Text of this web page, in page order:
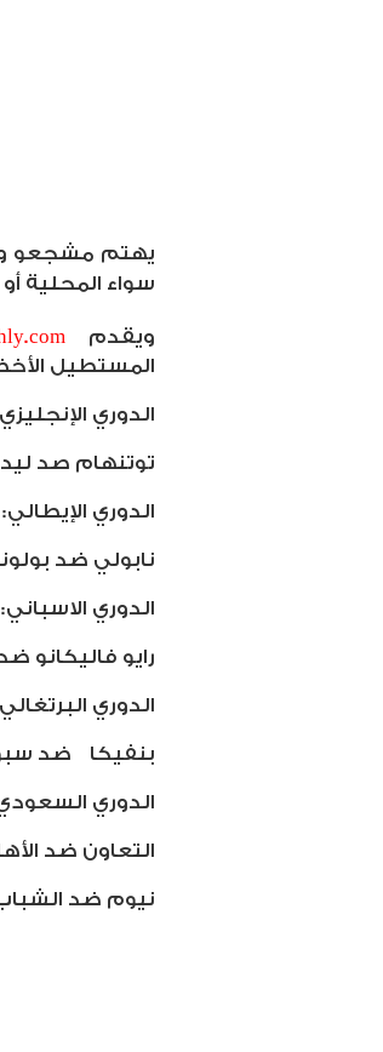
يهتم مشجعو
سواء المحلية
ويقدم
المستطيل
الدوري
توتنهام صد ليدز
الدوري الإيطالي:
نابولي ضد بولونيا – 9:45 م – منصة شاشا
الدوري الاسباني:
رايو فاليكانو ضد جيرونا –
الدوري
بنفيكا ضد
الدوري
التعاون ضد الأهلي –
نيوم ضد الشباب –